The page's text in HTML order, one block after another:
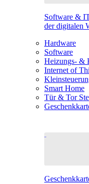
Software &
der digitalen
Hardware
Software
Heizungs- &
Internet of
Smart Home
Tür & Tor